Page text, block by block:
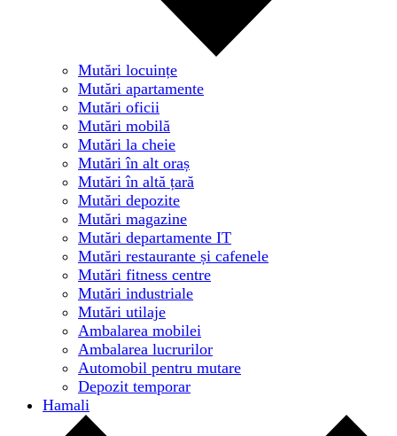
Mutări locuințe
Mutări apartamente
Mutări oficii
Mutări mobilă
Mutări la cheie
Mutări în alt oraș
Mutări în altă țară
Mutări depozite
Mutări magazine
Mutări departamente IT
Mutări restaurante și cafenele
Mutări fitness centre
Mutări industriale
Mutări utilaje
Ambalarea mobilei
Ambalarea lucrurilor
Automobil pentru mutare
Depozit temporar
Hamali